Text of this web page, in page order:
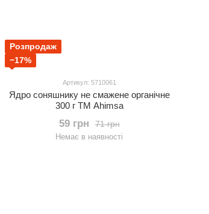
Розпродаж
−17%
Артикул: 5710061
Ядро соняшнику не смажене органічне
300 г TM Ahimsa
71 грн
59 грн
Немає в наявності